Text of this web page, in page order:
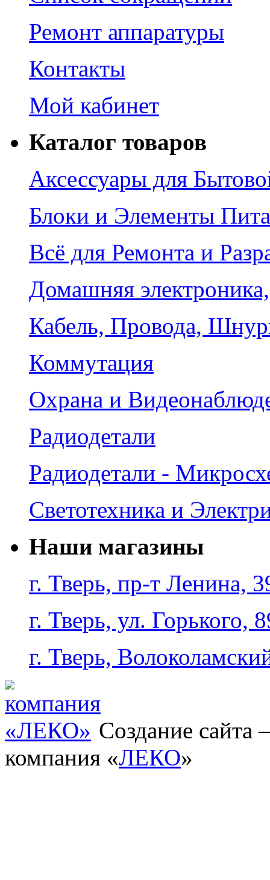
Ремонт аппаратуры
Контакты
Мой кабинет
Каталог товаров
Аксессуары для
Блоки и Элементы
Всё для Ремонта и
Домашняя
Кабель, Провода,
Коммутация
Охрана и
Радиодетали
Радиодетали -
Светотехника и
Наши магазины
г. Тверь, пр-т Ленина,
г. Тверь, ул. Горького,
г. Тверь,
Создание сайта
компания «ЛЕКО»